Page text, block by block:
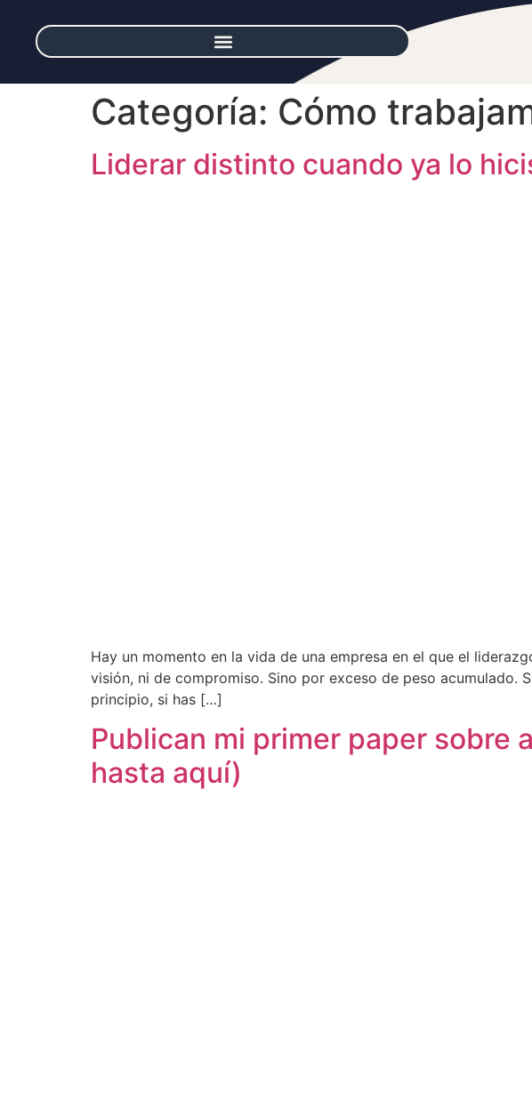
Categoría: Cómo
Liderar distinto cuando ya lo
Hay un momento en la vida de una empresa en el que el
visión, ni de compromiso. Sino por exceso de peso acumulado.
principio, si has […]
Publican mi primer paper sobre
hasta aquí)